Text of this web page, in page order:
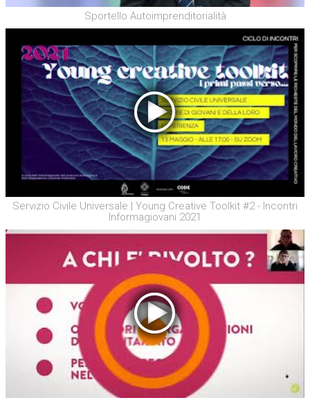
Sportello Autoimprenditorialità
Servizio Civile Universale | Young Creative Toolkit #2 - Incontri
Informagiovani 2021